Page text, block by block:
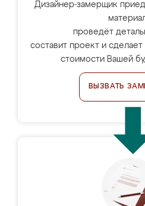
Дизайнер-замерщик
проведёт
составит проект и сделает
стоимости Вашей
ВЫЗВАТЬ